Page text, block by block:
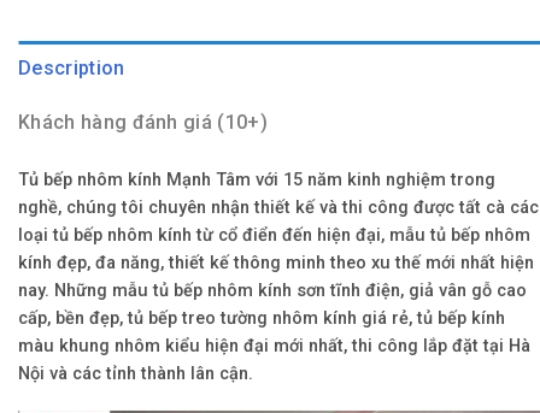
Description
Khách hàng đánh giá (10+)
Tủ bếp nhôm kính Mạnh Tâm với 15 năm kinh nghiệm trong
nghề, chúng tôi chuyên nhận thiết kế và thi công được tất cà các
loại tủ bếp nhôm kính từ cổ điển đến hiện đại, mẫu tủ bếp nhôm
kính đẹp, đa năng, thiết kế thông minh theo xu thế mới nhất hiện
nay. Những mẫu tủ bếp nhôm kính sơn tĩnh điện, giả vân gỗ cao
cấp, bền đẹp, tủ bếp treo tường nhôm kính giá rẻ, tủ bếp kính
màu khung nhôm kiểu hiện đại mới nhất, thi công lắp đặt tại Hà
Nội và các tỉnh thành lân cận.